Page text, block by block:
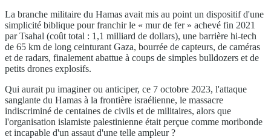
La branche militaire du Hamas avait mis au point un dispositif d'une
simplicité biblique pour franchir le « mur de fer » achevé fin 2021
par Tsahal (coût total : 1,1 milliard de dollars), une barrière hi-tech
de 65 km de long ceinturant Gaza, bourrée de capteurs, de caméras
et de radars, finalement abattue à coups de simples bulldozers et de
petits drones explosifs.
Qui aurait pu imaginer ou anticiper, ce 7 octobre 2023, l'attaque
sanglante du Hamas à la frontière israélienne, le massacre
indiscriminé de centaines de civils et de militaires, alors que
l'organisation islamiste palestinienne était perçue comme moribonde
et incapable d'un assaut d'une telle ampleur ?